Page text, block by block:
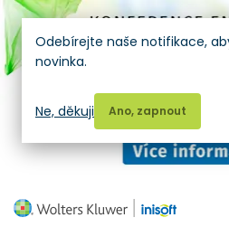
Odebírejte naše notifikace,
novinka.
Ano, zapnout
Ne, děkuji